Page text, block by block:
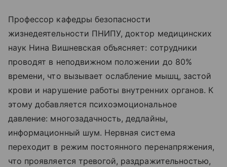
Профессор кафедры безопасности
жизнедеятельности ПНИПУ, доктор медицинских
наук Нина Вишневская объясняет: сотрудники
проводят в неподвижном положении до 80%
времени, что вызывает ослабление мышц, застой
крови и нарушение работы внутренних органов. К
этому добавляется психоэмоциональное
давление: многозадачность, дедлайны,
информационный шум. Нервная система
переходит в режим постоянного перенапряжения,
что проявляется тревогой, раздражительностью,